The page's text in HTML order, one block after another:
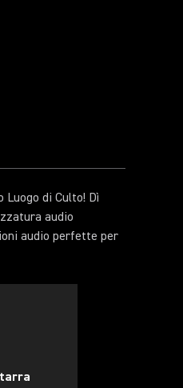
di Culto! Dì
audio
audio perfette per